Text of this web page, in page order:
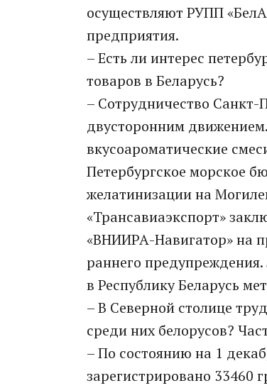
осуществляют РУПП
предприятия.
– Есть ли интерес
товаров в Беларусь?
– Сотрудничество Санкт-
двусторонним
вкусоароматические
Петербургское морское
желатинизации на
«Трансавиаэкспорт»
«ВНИИРА-Навигатор» на
раннего предупреждения.
в Республику Беларусь
– В Северной столице
среди них белорусов?
– По состоянию на 1
зарегистрировано 33460